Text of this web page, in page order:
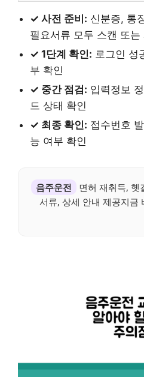
✓ 사전 준비: 신분증, 통
필요서류 모두 스캔 또는
✓ 1단계 확인: 로그인 성
부 확인
✓ 중간 점검: 입력정보
드 상태 확인
✓ 최종 확인: 접수번호
능 여부 확인
음주운전
면허 재취득, 헷
서류, 상세 안내 제공지금